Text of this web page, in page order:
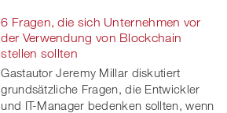
6 Fragen, die sich Unternehmen vor
der Verwendung von Blockchain
stellen sollten
Gastautor Jeremy Millar diskutiert
grundsätzliche Fragen, die Entwickler
und IT-Manager bedenken sollten, wenn